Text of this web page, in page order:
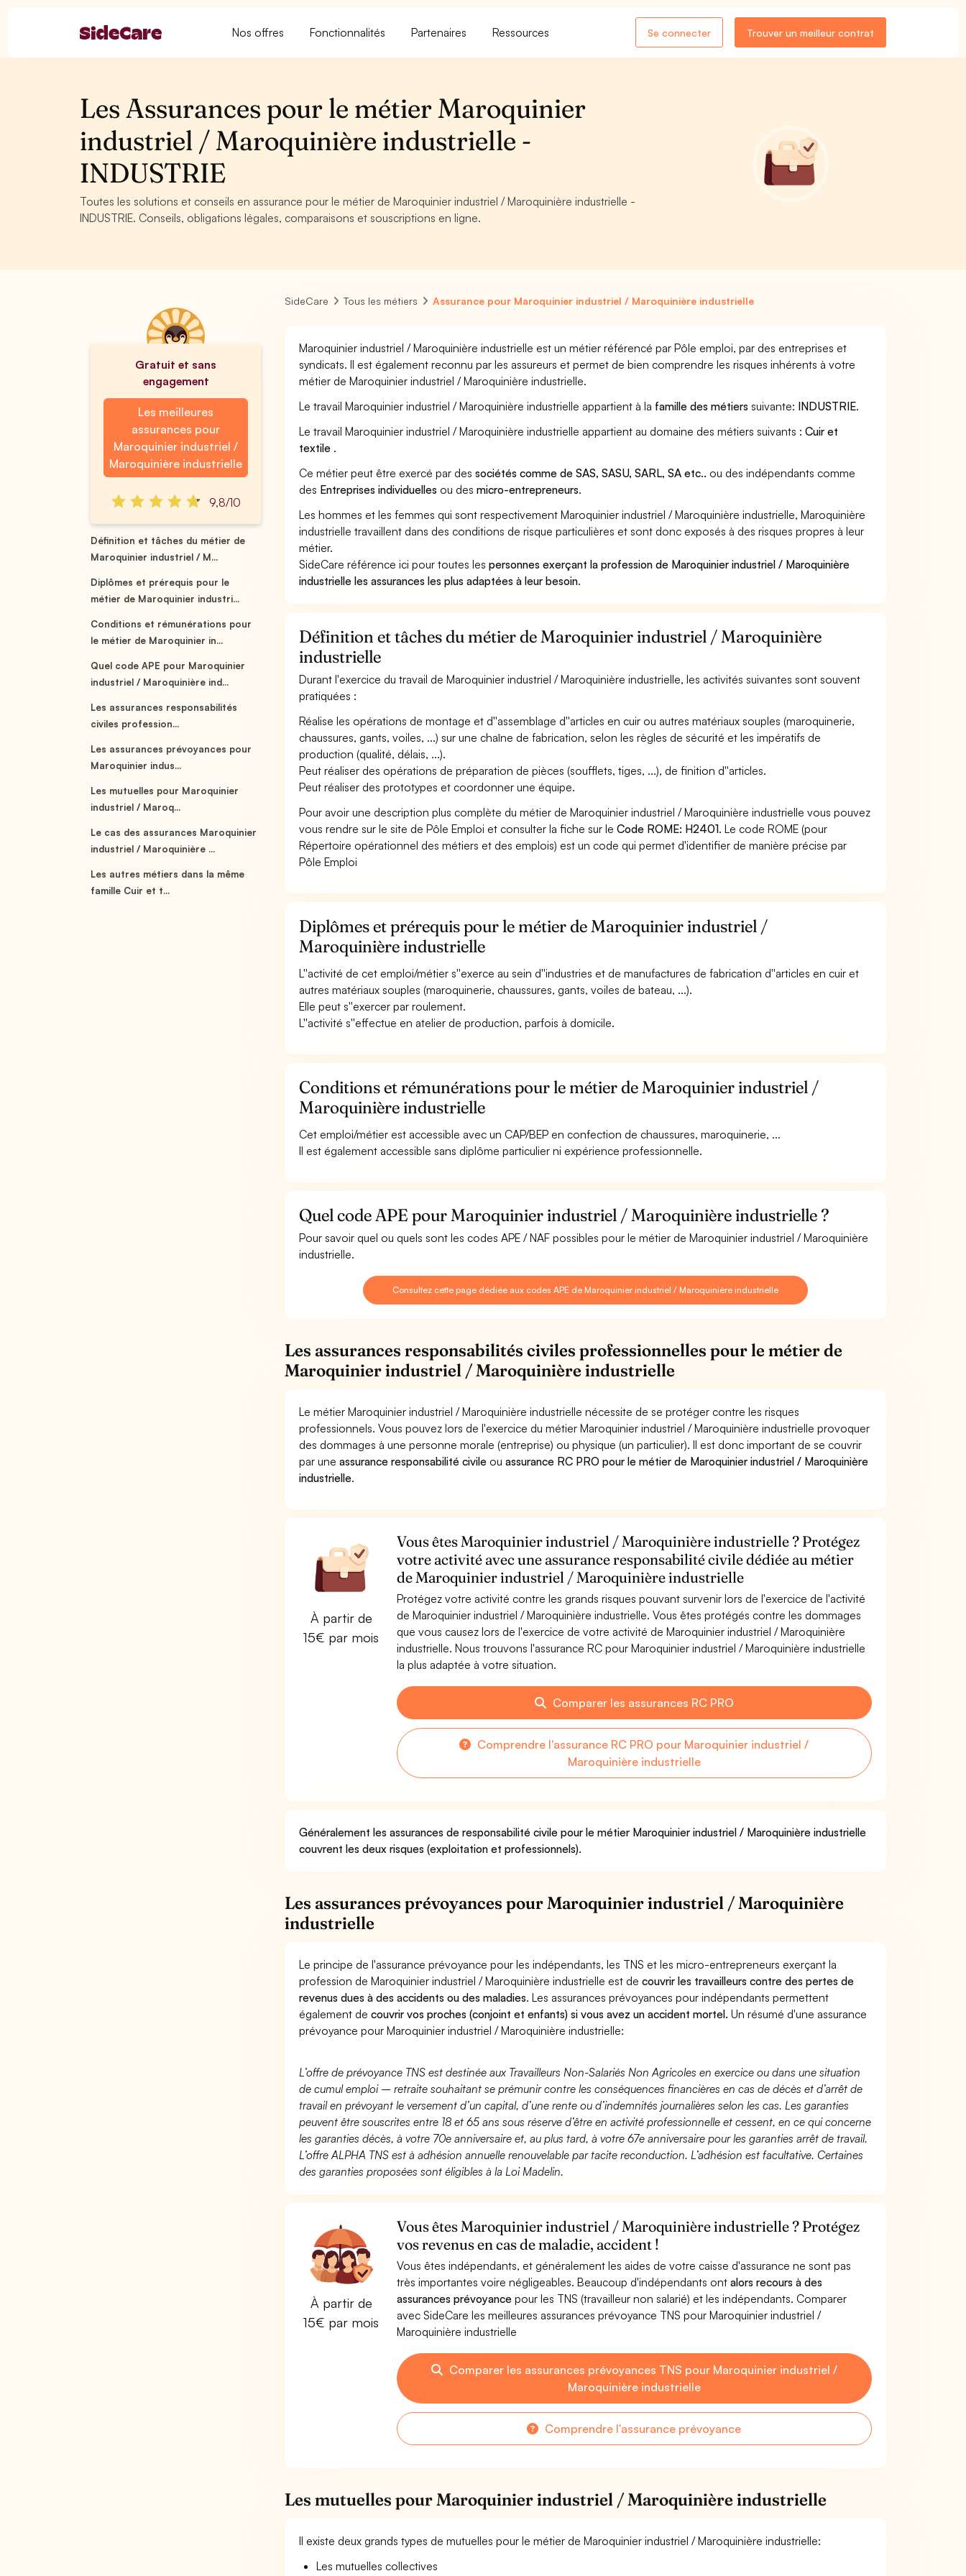
Nos offres Fonctionnalités Partenaires Ressources Se connecter Trouver un meilleur contrat
Les Assurances pour le métier Maroquinier
industriel / Maroquinière industrielle -
INDUSTRIE
Toutes les solutions et conseils en assurance pour le métier de Maroquinier industriel / Maroquinière industrielle -
INDUSTRIE. Conseils, obligations légales, comparaisons et souscriptions en ligne.
Gratuit et sans
engagement
Les meilleures
assurances pour
Maroquinier industriel /
Maroquinière industrielle
9,8/10
Définition et tâches du métier de
Maroquinier industriel / M...
Diplômes et prérequis pour le
métier de Maroquinier industri...
Conditions et rémunérations pour
le métier de Maroquinier in...
Quel code APE pour Maroquinier
industriel / Maroquinière ind...
Les assurances responsabilités
civiles profession...
Les assurances prévoyances pour
Maroquinier indus...
Les mutuelles pour Maroquinier
industriel / Maroq...
Le cas des assurances Maroquinier
industriel / Maroquinière ...
Les autres métiers dans la même
famille Cuir et t...
SideCare Tous les métiers Assurance pour Maroquinier industriel / Maroquinière industrielle
Maroquinier industriel / Maroquinière industrielle est un métier référencé par Pôle emploi, par des entreprises et
syndicats. Il est également reconnu par les assureurs et permet de bien comprendre les risques inhérents à votre
métier de Maroquinier industriel / Maroquinière industrielle.
Le travail Maroquinier industriel / Maroquinière industrielle appartient à la famille des métiers suivante: INDUSTRIE.
Le travail Maroquinier industriel / Maroquinière industrielle appartient au domaine des métiers suivants :Cuir et
textile .
Ce métier peut être exercé par dessociétés comme de SAS, SASU, SARL, SA etc.. ou des indépendants comme
des Entreprises individuelles ou desmicro-entrepreneurs.
Les hommes et les femmes qui sont respectivement Maroquinier industriel / Maroquinière industrielle, Maroquinière
industrielle travaillent dans des conditions de risque particulières et sont donc exposés à des risques propres à leur
métier.
SideCare référence ici pour toutes lespersonnes exerçant la profession de Maroquinier industriel / Maroquinière
industrielle les assurances les plus adaptées à leur besoin.
Définition et tâches du métier de Maroquinier industriel / Maroquinière
industrielle
Durant l'exercice du travail de Maroquinier industriel / Maroquinière industrielle, les activités suivantes sont souvent
pratiquées :
Réalise les opérations de montage et d''assemblage d''articles en cuir ou autres matériaux souples (maroquinerie,
chaussures, gants, voiles, ...) sur une chaîne de fabrication, selon les règles de sécurité et les impératifs de
production (qualité, délais, ...).
Peut réaliser des opérations de préparation de pièces (soufflets, tiges, ...), de finition d''articles.
Peut réaliser des prototypes et coordonner une équipe.
Pour avoir une description plus complète du métier de Maroquinier industriel / Maroquinière industrielle vous pouvez
vous rendre sur le site de Pôle Emploi et consulter la fiche sur leCode ROME: H2401. Le code ROME (pour
Répertoire opérationnel des métiers et des emplois) est un code qui permet d'identifier de manière précise par
Pôle Emploi
Diplômes et prérequis pour le métier de Maroquinier industriel /
Maroquinière industrielle
L''activité de cet emploi/métier s''exerce au sein d''industries et de manufactures de fabrication d''articles en cuir et
autres matériaux souples (maroquinerie, chaussures, gants, voiles de bateau, ...).
Elle peut s''exercer par roulement.
L''activité s''effectue en atelier de production, parfois à domicile.
Conditions et rémunérations pour le métier de Maroquinier industriel /
Maroquinière industrielle
Cet emploi/métier est accessible avec un CAP/BEP en confection de chaussures, maroquinerie, ...
Il est également accessible sans diplôme particulier ni expérience professionnelle.
Quel code APE pour Maroquinier industriel / Maroquinière industrielle ?
Pour savoir quel ou quels sont les codes APE / NAF possibles pour le métier de Maroquinier industriel / Maroquinière
industrielle.
Consultez cette page dédiée aux codes APE de Maroquinier industriel / Maroquinière industrielle
Les assurances responsabilités civiles professionnelles pour le métier de
Maroquinier industriel / Maroquinière industrielle
Le métier Maroquinier industriel / Maroquinière industrielle nécessite de se protéger contre les risques
professionnels. Vous pouvez lors de l'exercice du métier Maroquinier industriel / Maroquinière industrielle provoquer
des dommages à une personne morale (entreprise) ou physique (un particulier). Il est donc important de se couvrir
par uneassurance responsabilité civile ouassurance RC PRO pour le métier de Maroquinier industriel / Maroquinière
industrielle.
À partir de
15€ par mois
Vous êtes Maroquinier industriel / Maroquinière industrielle ? Protégez
votre activité avec une assurance responsabilité civile dédiée au métier
de Maroquinier industriel / Maroquinière industrielle
Protégez votre activité contre les grands risques pouvant survenir lors de l'exercice de l'activité
de Maroquinier industriel / Maroquinière industrielle. Vous êtes protégés contre les dommages
que vous causez lors de l'exercice de votre activité de Maroquinier industriel / Maroquinière
industrielle. Nous trouvons l'assurance RC pour Maroquinier industriel / Maroquinière industrielle
la plus adaptée à votre situation.
Comparer les assurances RC PRO
Comprendre l'assurance RC PRO pour Maroquinier industriel /
Maroquinière industrielle
Généralement les assurances de responsabilité civile pour le métier Maroquinier industriel / Maroquinière industrielle
couvrent les deux risques (exploitation et professionnels).
Les assurances prévoyances pour Maroquinier industriel / Maroquinière
industrielle
Le principe de l'assurance prévoyance pour les indépendants, les TNS et les micro-entrepreneurs exerçant la
profession de Maroquinier industriel / Maroquinière industrielle est decouvrir les travailleurs contre des pertes de
revenus dues à des accidents ou des maladies. Les assurances prévoyances pour indépendants permettent
également decouvrir vos proches (conjoint et enfants) si vous avez un accident mortel. Un résumé d'une assurance
prévoyance pour Maroquinier industriel / Maroquinière industrielle:
L’offre de prévoyance TNS est destinée aux Travailleurs Non-Salariés Non Agricoles en exercice ou dans une situation
de cumul emploi – retraite souhaitant se prémunir contre les conséquences financières en cas de décès et d’arrêt de
travail en prévoyant le versement d’un capital, d’une rente ou d’indemnités journalières selon les cas. Les garanties
peuvent être souscrites entre 18 et 65 ans sous réserve d’être en activité professionnelle et cessent, en ce qui concerne
les garanties décès, à votre 70e anniversaire et, au plus tard, à votre 67e anniversaire pour les garanties arrêt de travail.
L’offre ALPHA TNS est à adhésion annuelle renouvelable par tacite reconduction. L’adhésion est facultative. Certaines
des garanties proposées sont éligibles à la Loi Madelin.
À partir de
15€ par mois
Vous êtes Maroquinier industriel / Maroquinière industrielle ? Protégez
vos revenus en cas de maladie, accident !
Vous êtes indépendants, et généralement les aides de votre caisse d'assurance ne sont pas
très importantes voire négligeables. Beaucoup d'indépendants ont alors recours à des
assurances prévoyancepour les TNS (travailleur non salarié) et les indépendants. Comparer
avec SideCare les meilleures assurances prévoyance TNS pour Maroquinier industriel /
Maroquinière industrielle
Comparer les assurances prévoyances TNS pour Maroquinier industriel /
Maroquinière industrielle
Comprendre l'assurance prévoyance
Les mutuelles pour Maroquinier industriel / Maroquinière industrielle
Il existe deux grands types de mutuelles pour le métier de Maroquinier industriel / Maroquinière industrielle:
Les mutuelles collectives